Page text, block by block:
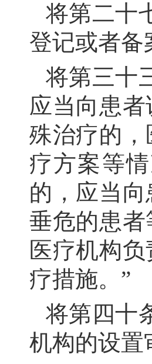
将第二十
登记或者备
将第三十
应当向患
殊治疗的
疗方案等
的，应当
垂危的患
医疗机构
疗措施。”
将第四十
机构的设置